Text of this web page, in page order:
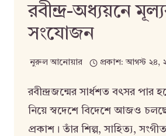
রবীন্দ্র-অধ্যয়নে
সংযোজন
নুরুল আনোয়ার প্রকাশ: আগস্ট ২৪,
রবীন্দ্রজন্মের সার্ধশত বৎসর পার
নিয়ে স্বদেশে বিদেশে আজও
প্রকাশ। তাঁর শিল্প, সাহিত্য,